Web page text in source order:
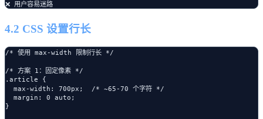
4.2 CSS 设置行长
/* 使用 max-width 限制行长 */
/* 方案 1：固定像素 */
.article {
  max-width: 700px;  /* ~65-70 个字符 */
  margin: 0 auto;
}